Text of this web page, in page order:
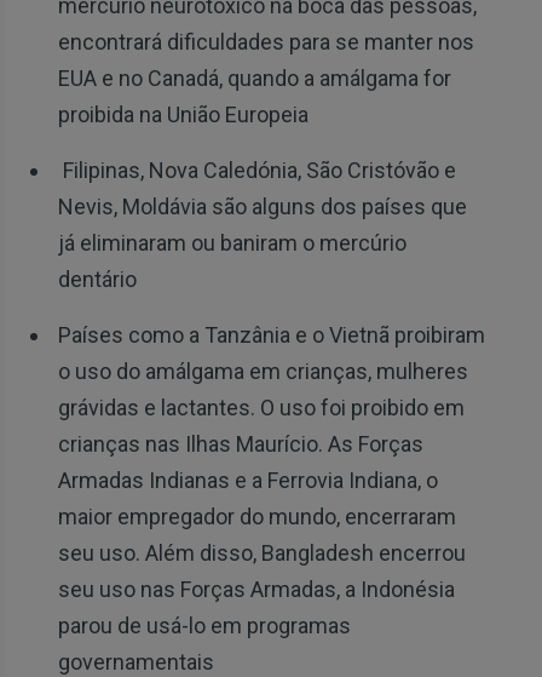
mercúrio neurotóxico na boca das pessoas,
encontrará dificuldades para se manter nos
EUA e no Canadá, quando a amálgama for
proibida na União Europeia
Filipinas, Nova Caledónia, São Cristóvão e
Nevis, Moldávia são alguns dos países que
já eliminaram ou baniram o mercúrio
dentário
Países como a Tanzânia e o Vietnã proibiram
o uso do amálgama em crianças, mulheres
grávidas e lactantes. O uso foi proibido em
crianças nas Ilhas Maurício. As Forças
Armadas Indianas e a Ferrovia Indiana, o
maior empregador do mundo, encerraram
seu uso. Além disso, Bangladesh encerrou
seu uso nas Forças Armadas, a Indonésia
parou de usá-lo em programas
governamentais